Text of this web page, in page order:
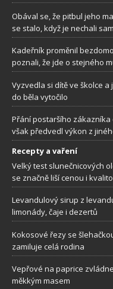
Obával se, že pitbul jeho
se stalo, když je nechali
Kadeřník proměnil
poznali, že jde o stejného
Vyzvedla si dítě ve školce a
do běla vytočilo
Přání postaršího
však předvedl výkon z
Recepty a vaření
Velký test slunečnicových
se značně liší cenou i
Levandulový sirup z
limonády, čaje i dezertů
Kokosové řezy se
zamiluje celá rodina
Vepřové na paprice
měkkým masem